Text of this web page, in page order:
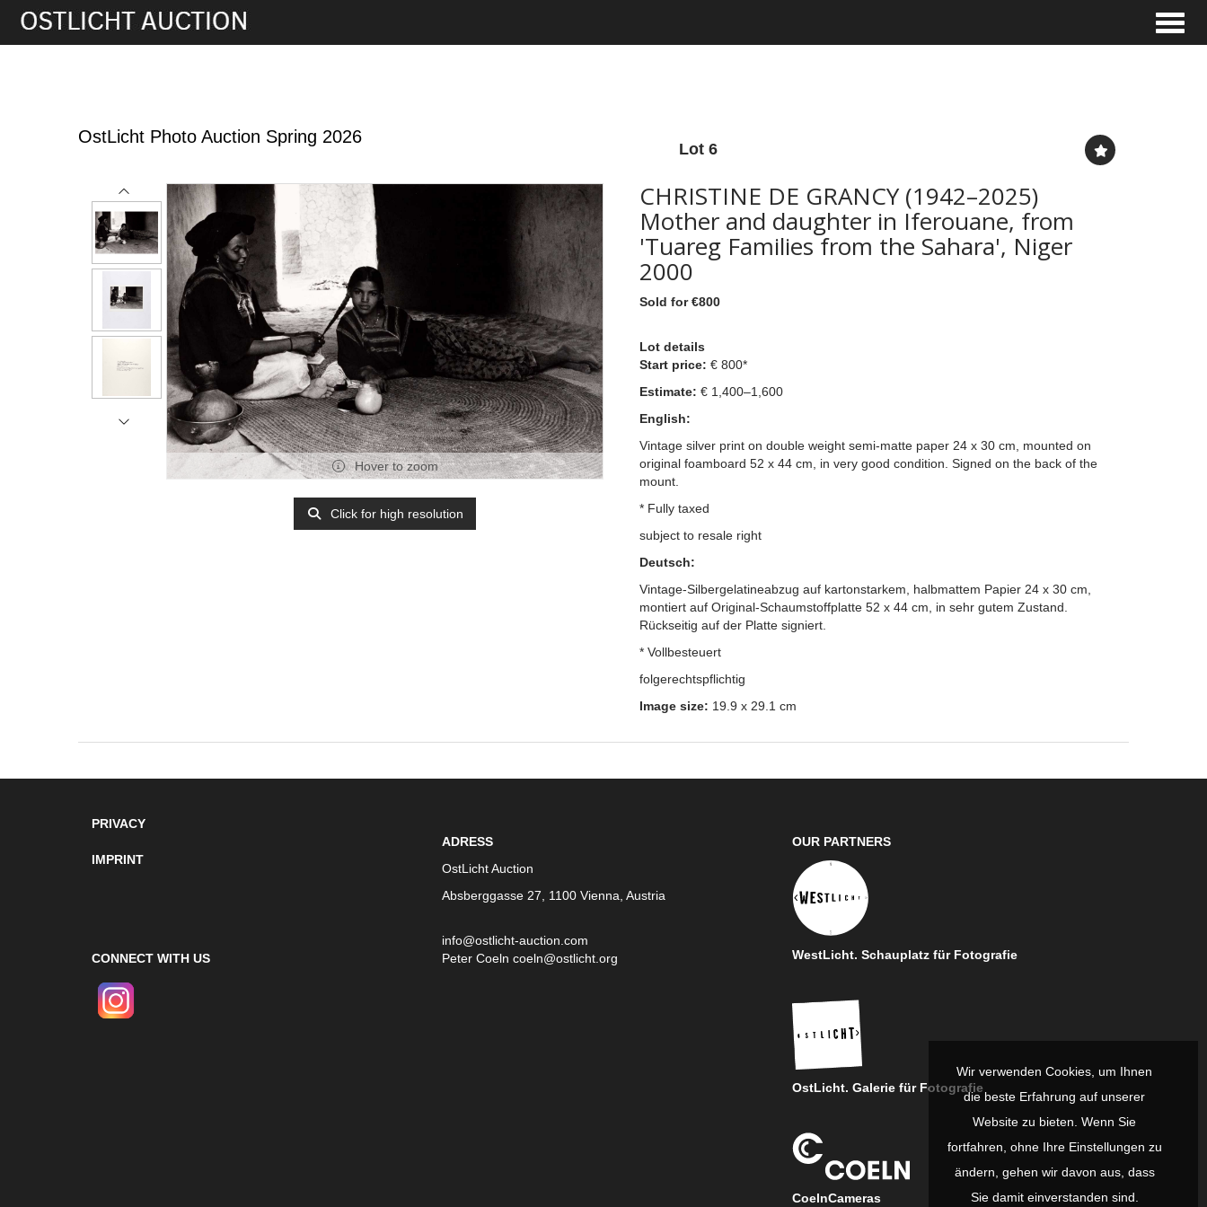
OstLicht Photo Auction Spring 2026
Lot 6
Hover to zoom
Click for high resolution
CHRISTINE DE GRANCY (1942–2025)
Mother and daughter in Iferouane, from
'Tuareg Families from the Sahara', Niger
2000
Sold for €800
Lot details
Start price: € 800*
Estimate: € 1,400–1,600
English:
Vintage silver print on double weight semi-matte paper 24 x 30 cm, mounted on
original foamboard 52 x 44 cm, in very good condition. Signed on the back of the
mount.
* Fully taxed
subject to resale right
Deutsch:
Vintage-Silbergelatineabzug auf kartonstarkem, halbmattem Papier 24 x 30 cm,
montiert auf Original-Schaumstoffplatte 52 x 44 cm, in sehr gutem Zustand.
Rückseitig auf der Platte signiert.
* Vollbesteuert
folgerechtspflichtig
Image size: 19.9 x 29.1 cm
PRIVACY
IMPRINT
CONNECT WITH US
ADRESS
OstLicht Auction
Absberggasse 27, 1100 Vienna, Austria
info@ostlicht-auction.com
Peter Coeln coeln@ostlicht.org
OUR PARTNERS
WestLicht. Schauplatz für Fotografie
OstLicht. Galerie für Fotografie
CoelnCameras
Wir verwenden Cookies, um Ihnen
die beste Erfahrung auf unserer
Website zu bieten. Wenn Sie
fortfahren, ohne Ihre Einstellungen zu
ändern, gehen wir davon aus, dass
Sie damit einverstanden sind.